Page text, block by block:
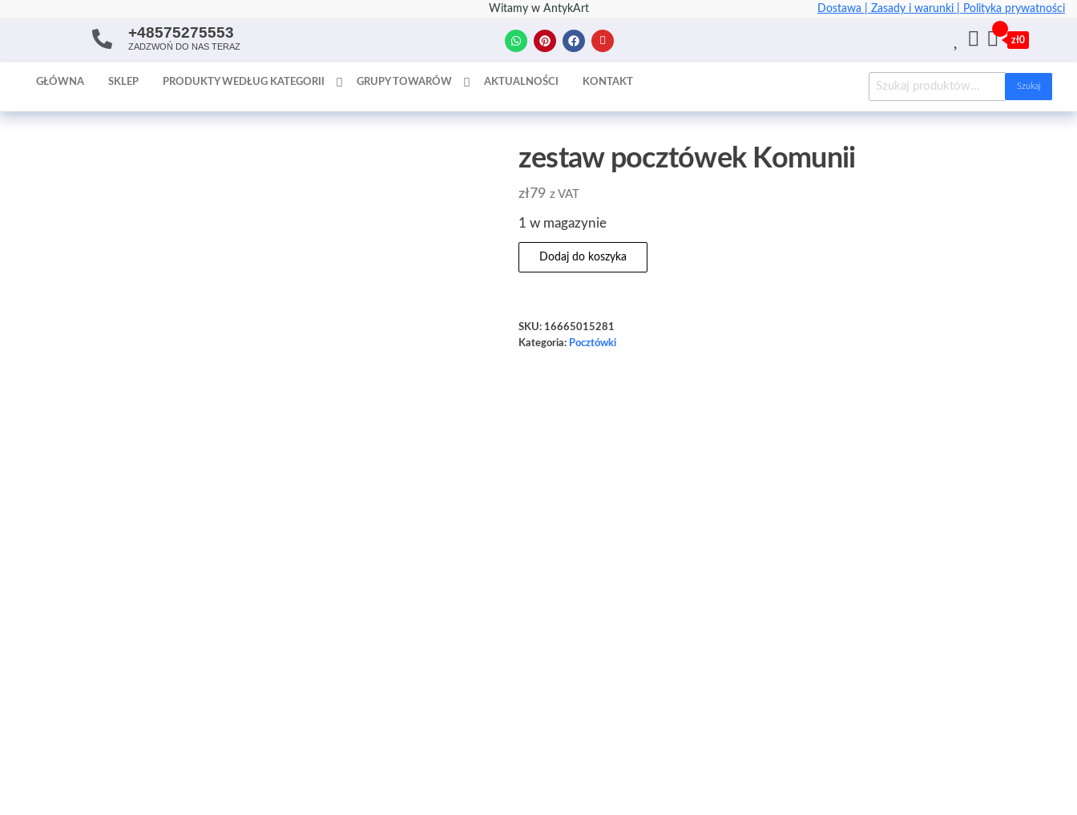
Witamy w AntykArt Dostawa | Zasady i warunki | Polityka prywatności
AntykArt
poświęcona
sprzedaży
tapet
+48575275553
ZADZWOŃ DO NAS TERAZ
zł0
GŁÓWNA SKLEP PRODUKTY WEDŁUG KATEGORII GRUPY TOWARÓW AKTUALNOŚCI KONTAKT Szukaj
zestaw pocztówek Komunii
zł79 z VAT
1 w magazynie
Dodaj do koszyka
SKU: 16665015281
Kategoria: Pocztówki